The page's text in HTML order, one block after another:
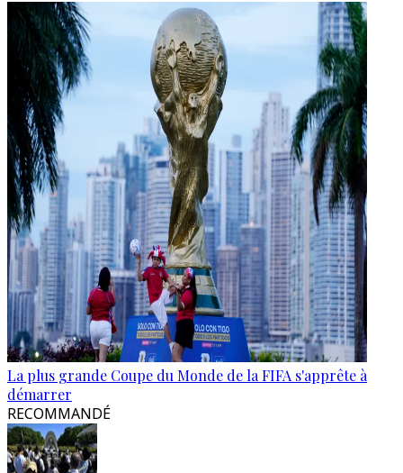
La plus grande Coupe du Monde de la FIFA s'apprête à
démarrer
RECOMMANDÉ